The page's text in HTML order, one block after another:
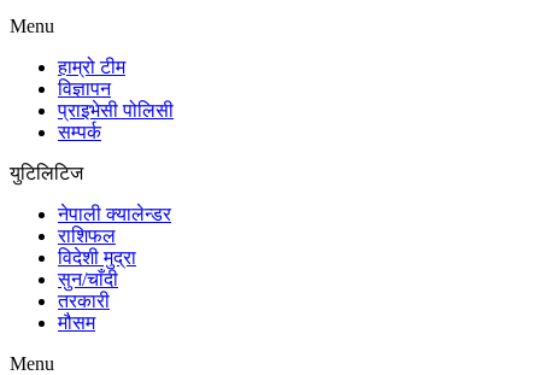
Menu
हाम्रो टीम
विज्ञापन
प्राइभेसी पोलिसी
सम्पर्क
युटिलिटिज
नेपाली क्यालेन्डर
राशिफल
विदेशी मुद्रा
सुन/चाँदी
तरकारी
मौसम
Menu